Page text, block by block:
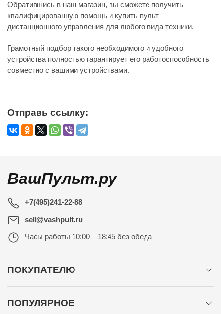
Обратившись в наш магазин, вы сможете получить
квалифицированную помощь и купить пульт
дистанционного управления для любого вида техники.
Грамотный подбор такого необходимого и удобного
устройства полностью гарантирует его работоспособность
совместно с вашими устройствами.
Отправь ссылку:
ВашПульт.ру
+7(495)241-22-88
sell@vashpult.ru
Часы работы 10:00 – 18:45 без обеда
ПОКУПАТЕЛЮ
ПОПУЛЯРНОЕ